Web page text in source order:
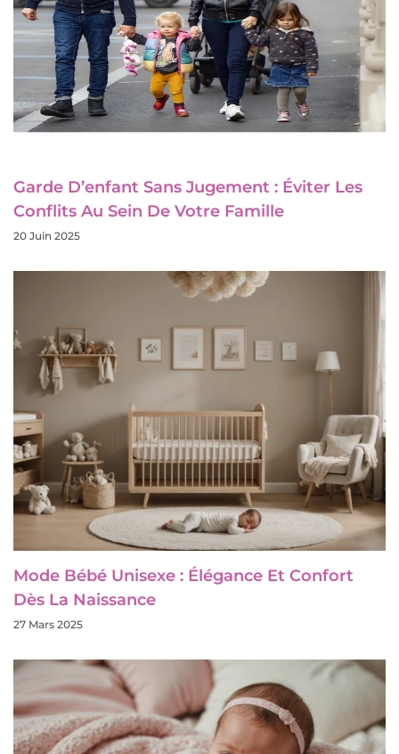
Garde D’enfant Sans Jugement : Éviter Les
Conflits Au Sein De Votre Famille
20 Juin 2025
Mode Bébé Unisexe : Élégance Et Confort
Dès La Naissance
27 Mars 2025